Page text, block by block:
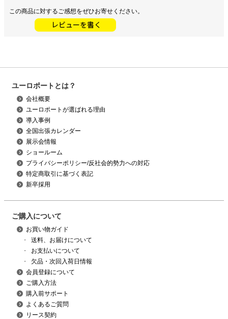
この商品に対するご感想をぜひお寄せください。
ユーロポートとは？
会社概要
ユーロポートが選ばれる理由
導入事例
全国出張カレンダー
展示会情報
ショールーム
プライバシーポリシー/反社会的勢力への対応
特定商取引に基づく表記
新卒採用
ご購入について
お買い物ガイド
・
送料、お届けについて
・
お支払いについて
・
欠品・次回入荷日情報
会員登録について
ご購入方法
購入前サポート
よくあるご質問
リース契約